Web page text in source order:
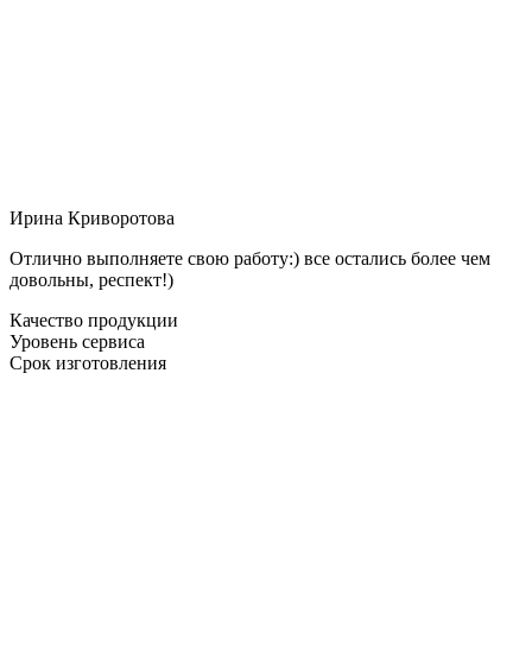
Ирина Криворотова
Отлично выполняете свою работу:) все остались более чем
довольны, респект!)
Качество продукции
Уровень сервиса
Срок изготовления